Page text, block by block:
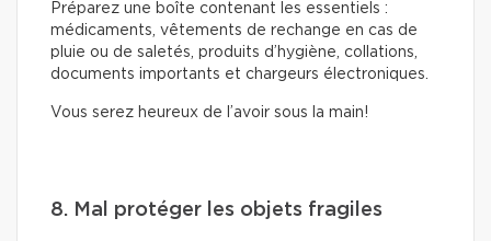
Préparez une boîte contenant les essentiels :
médicaments, vêtements de rechange en cas de
pluie ou de saletés, produits d’hygiène, collations,
documents importants et chargeurs électroniques.
Vous serez heureux de l’avoir sous la main!
8. Mal protéger les objets fragiles